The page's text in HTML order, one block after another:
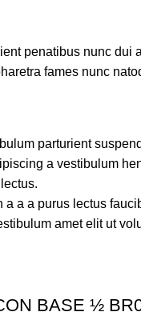
penatibus nunc
fames nunc
parturient
a vestibulum
a a purus lectus
amet elit ut
BASE ½